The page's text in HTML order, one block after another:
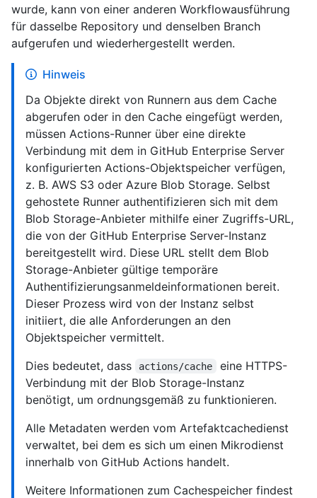
wurde, kann von einer anderen Workflowausführung
für dasselbe Repository und denselben Branch
aufgerufen und wiederhergestellt werden.
Hinweis
Da Objekte direkt von Runnern aus dem Cache
abgerufen oder in den Cache eingefügt werden,
müssen Actions-Runner über eine direkte
Verbindung mit dem in GitHub Enterprise Server
konfigurierten Actions-Objektspeicher verfügen,
z. B. AWS S3 oder Azure Blob Storage. Selbst
gehostete Runner authentifizieren sich mit dem
Blob Storage-Anbieter mithilfe einer Zugriffs-URL,
die von der GitHub Enterprise Server-Instanz
bereitgestellt wird. Diese URL stellt dem Blob
Storage-Anbieter gültige temporäre
Authentifizierungsanmeldeinformationen bereit.
Dieser Prozess wird von der Instanz selbst
initiiert, die alle Anforderungen an den
Objektspeicher vermittelt.
Dies bedeutet, dass
actions/cache
eine HTTPS-
Verbindung mit der Blob Storage-Instanz
benötigt, um ordnungsgemäß zu funktionieren.
Alle Metadaten werden vom Artefaktcachedienst
verwaltet, bei dem es sich um einen Mikrodienst
innerhalb von GitHub Actions handelt.
Weitere Informationen zum Cachespeicher findest